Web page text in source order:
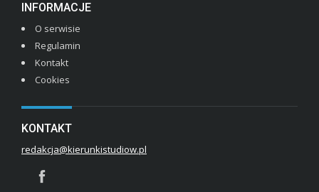
INFORMACJE
O serwisie
Regulamin
Kontakt
Cookies
KONTAKT
redakcja@kierunkistudiow.pl